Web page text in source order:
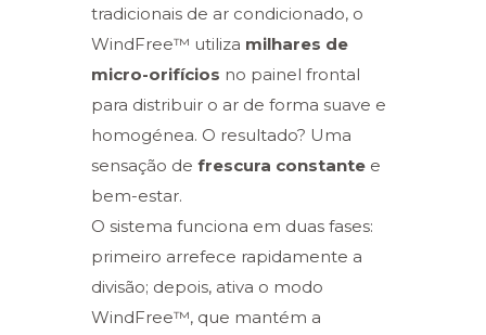
tradicionais de ar condicionado, o
WindFree™ utiliza milhares de
micro-orifícios no painel frontal
para distribuir o ar de forma suave e
homogénea. O resultado? Uma
sensação de frescura constante e
bem-estar.
O sistema funciona em duas fases:
primeiro arrefece rapidamente a
divisão; depois, ativa o modo
WindFree™, que mantém a